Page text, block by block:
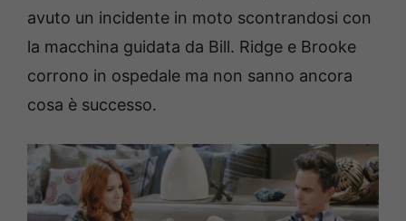
avuto un incidente in moto scontrandosi con
la macchina guidata da Bill. Ridge e Brooke
corrono in ospedale ma non sanno ancora
cosa è successo.